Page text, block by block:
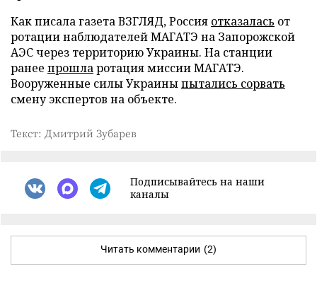
Как писала газета ВЗГЛЯД, Россия отказалась от
ротации наблюдателей МАГАТЭ на Запорожской
АЭС через территорию Украины. На станции
ранее прошларотация миссии МАГАТЭ.
Вооруженные силы Украиныпытались сорвать
смену экспертов на объекте.
Текст: Дмитрий Зубарев
Подписывайтесь на наши
каналы
Читать комментарии (2)